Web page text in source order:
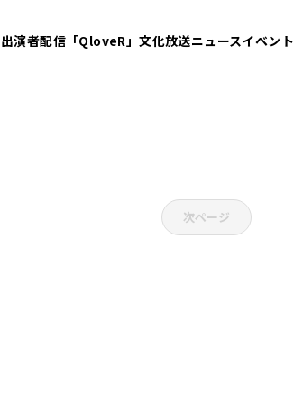
出演者配信「QloveR」文化放送ニュースイベント
次ページ